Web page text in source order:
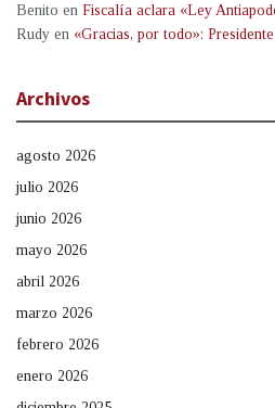
Benito en Fiscalía aclara «Ley
Rudy en «Gracias, por todo»:
Archivos
agosto 2026
julio 2026
junio 2026
mayo 2026
abril 2026
marzo 2026
febrero 2026
enero 2026